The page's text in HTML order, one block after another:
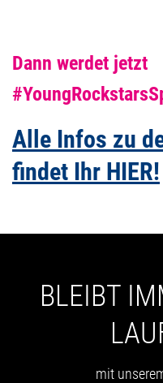
Dann werdet jetzt
Alle Infos zu
findet Ihr HIER!
BLEIBT
mit